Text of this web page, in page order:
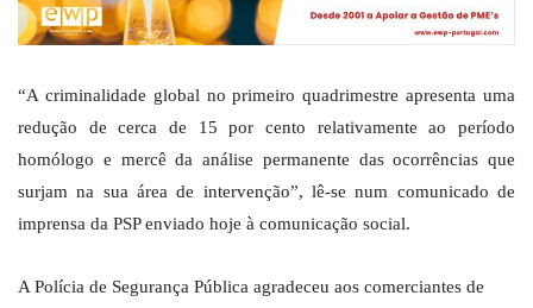
“A criminalidade global no primeiro quadrimestre apresenta uma
redução de cerca de 15 por cento relativamente ao período
homólogo e mercê da análise permanente das ocorrências que
surjam na sua área de intervenção”, lê-se num comunicado de
imprensa da PSP enviado hoje à comunicação social.
A Polícia de Segurança Pública agradeceu aos comerciantes de